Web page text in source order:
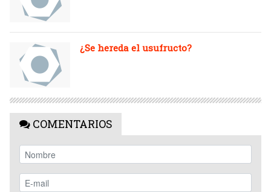
¿Se hereda el usufructo?
COMENTARIOS